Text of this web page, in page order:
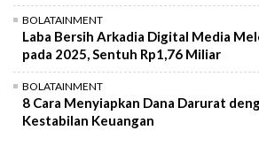
BOLATAINMENT
Laba Bersih Arkadia Digital Media
pada 2025, Sentuh Rp1,76 Miliar
BOLATAINMENT
8 Cara Menyiapkan Dana Darurat
Kestabilan Keuangan